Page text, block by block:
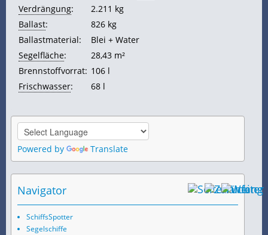
Verdrängung:
2.211 kg
Ballast:
826 kg
Ballastmaterial:
Blei + Water
Segelfläche:
28,43 m²
Brennstoffvorrat: 106 l
Frischwasser: 68 l
Powered by Translate
Navigator
SchiffsSpotter
Segelschiffe